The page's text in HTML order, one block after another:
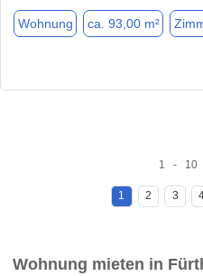
Wohnung ca. 93,00 m²
1 - 10
1 2 3
Wohnung mieten in